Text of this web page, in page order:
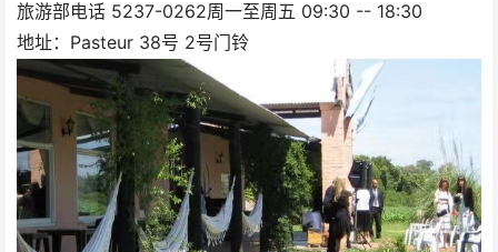
旅游部电话 5237-0262周一至周五 09:30 -- 18:30
地址：Pasteur 38号 2号门铃